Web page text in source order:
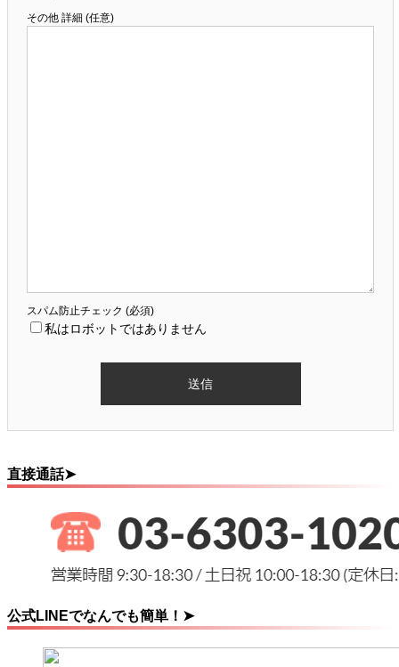
その他 詳細 (任意)
スパム防止チェック (必須)
私はロボットではありません
直接通話➤
公式LINEでなんでも簡単！➤